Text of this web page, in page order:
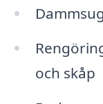
och skåp